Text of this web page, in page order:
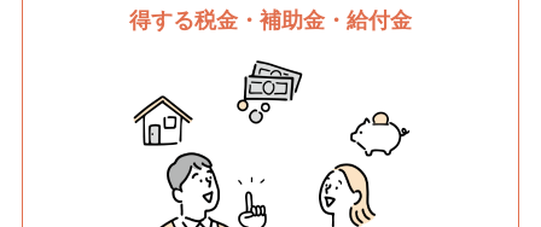
得する税金・補助金・給付金